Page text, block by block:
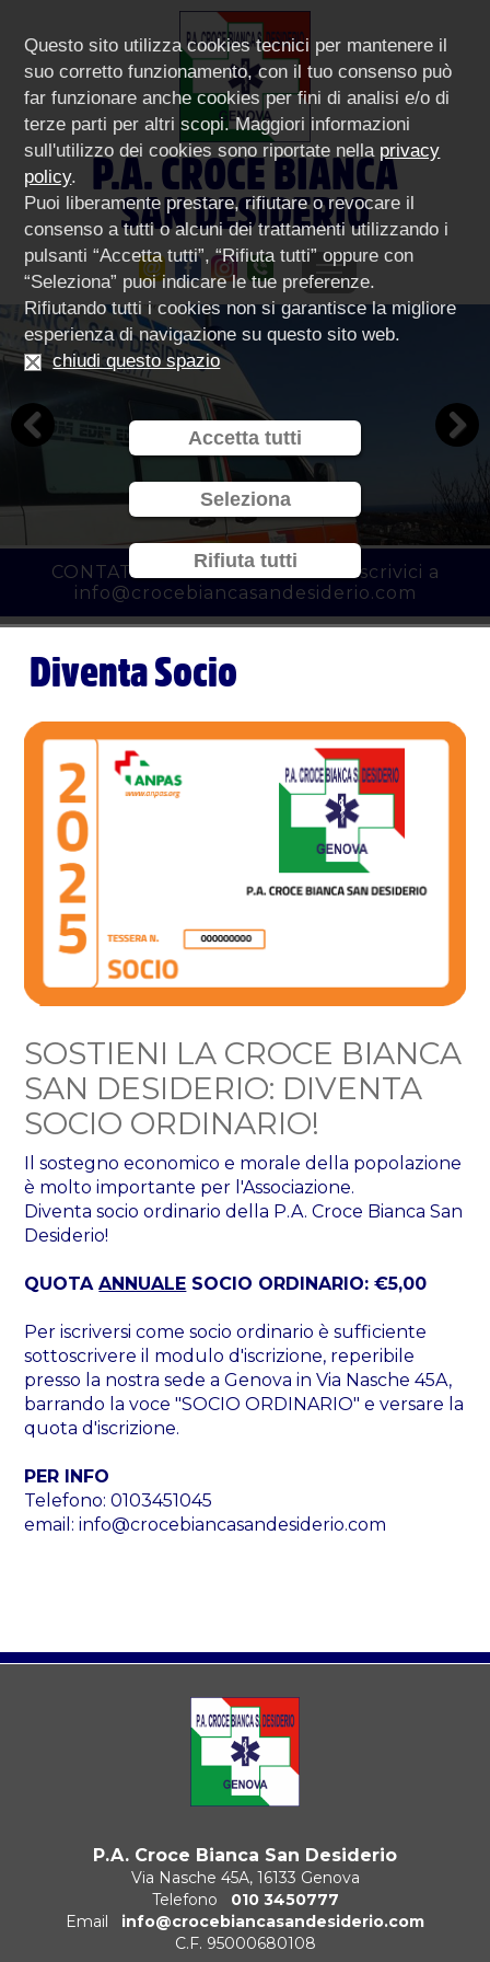
P.A. CROCE BIANCA
SAN DESIDERIO
CONTATTACI al010 3450777
o scrivici a
info@crocebiancasandesiderio.com
Diventa Socio
SOSTIENI LA CROCE BIANCA
SAN DESIDERIO: DIVENTA
SOCIO ORDINARIO!
Il sostegno economico e morale della popolazione
è molto importante per l'Associazione.
Diventa socio ordinario della P.A. Croce Bianca San
Desiderio!
QUOTAANNUALE SOCIO ORDINARIO: €5,00
Per iscriversi come socio ordinario è sufficiente
sottoscrivere il modulo d'iscrizione, reperibile
presso la nostra sede a Genova in Via Nasche 45A,
barrando la voce "SOCIO ORDINARIO" e versare la
quota d'iscrizione.
PER INFO
Telefono: 0103451045
email: info@crocebiancasandesiderio.com
P.A. Croce Bianca San Desiderio
Via Nasche 45A, 16133 Genova
Telefono 010 3450777
Email info@crocebiancasandesiderio.com
C.F. 95000680108
Questo sito utilizza cookies tecnici per mantenere il
suo corretto funzionamento, con il tuo consenso può
far funzionare anche cookies per fini di analisi e/o di
terze parti per altri scopi. Maggiori informazioni
sull'utilizzo dei cookies sono riportate nella privacy
policy.
Puoi liberamente prestare, rifiutare o revocare il
consenso a tutti o alcuni dei trattamenti utilizzando i
pulsanti “Accetta tutti”, “Rifiuta tutti” oppure con
“Seleziona” puoi indicare le tue preferenze.
Rifiutando tutti i cookies non si garantisce la migliore
esperienza di navigazione su questo sito web.
chiudi questo spazio
Accetta tutti
Seleziona
Rifiuta tutti